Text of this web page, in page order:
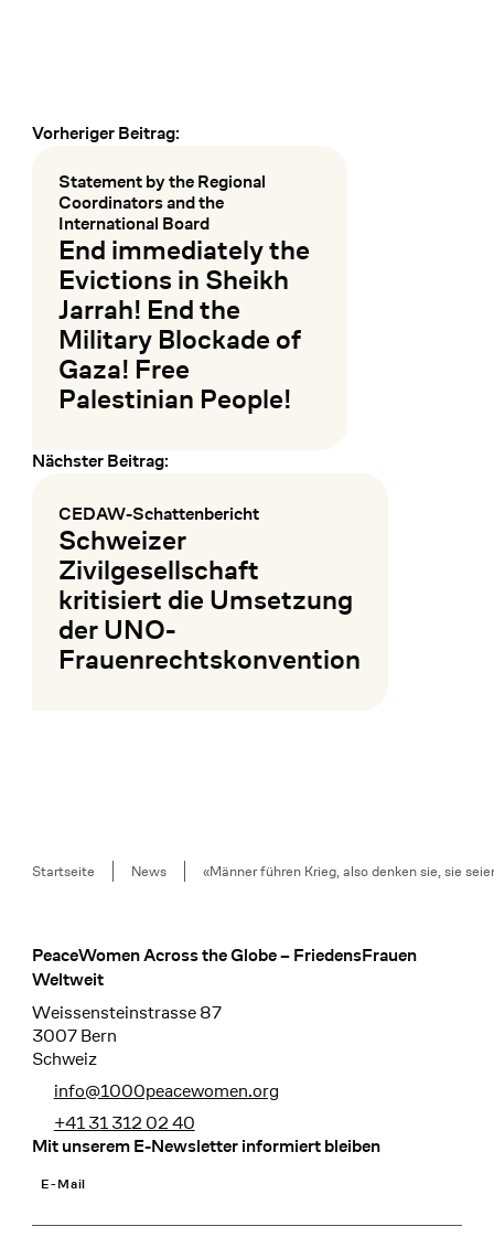
Frühere und spätere Veranstaltungen
Nächster Beitrag:
CEDAW-Schattenbericht
:
Schweizer
Zivilgesellschaft
kritisiert die Umsetzung
der UNO-
Frauenrechtskonvention
Vorheriger Beitrag:
Statement by the Regional
Coordinators and the
International Board
:
End immediately the
Evictions in Sheikh
Jarrah! End the
Military Blockade of
Gaza! Free
Palestinian People!
Mehr lesen
Breadcrumb
Startseite News «Männer führen Krieg, also denken sie, sie
Footer
PeaceWomen Across the Globe – FriedensFrauen
Weltweit
Weissensteinstrasse 87
3007 Bern
Schweiz
info@1000peacewomen.org
+41 31 312 02 40
Mit unserem E-Newsletter informiert bleiben
E-Mail